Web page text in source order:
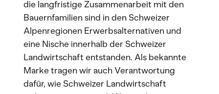
die langfristige Zusammenarbeit mit den
Bauernfamilien sind in den Schweizer
Alpenregionen Erwerbsalternativen und
eine Nische innerhalb der Schweizer
Landwirtschaft entstanden. Als bekannte
Marke tragen wir auch Verantwortung
dafür, wie Schweizer Landwirtschaft